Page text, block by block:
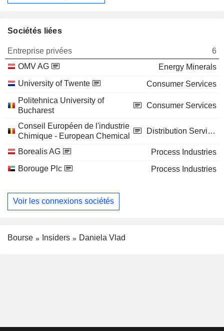
Sociétés liées
Entreprise privées
6
OMV AG
Energy Minerals
University of Twente
Consumer Services
Politehnica University of
Bucharest
Consumer Services
Conseil Européen de l'industrie
Chimique - European Chemical
Distribution Services
Borealis AG
Process Industries
Borouge Plc
Process Industries
Voir les connexions sociétés
Bourse Insiders Daniela Vlad